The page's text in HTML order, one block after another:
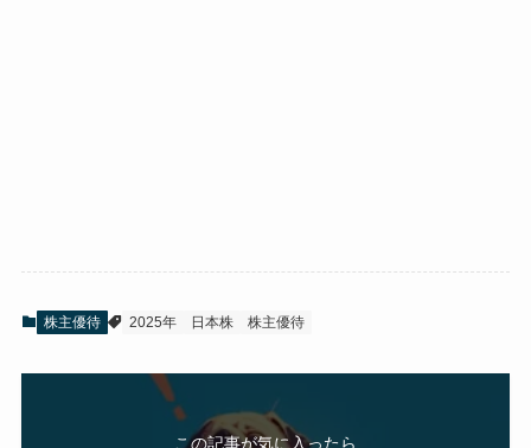
株主優待 2025年 日本株 株主優待
この記事が気に入ったら